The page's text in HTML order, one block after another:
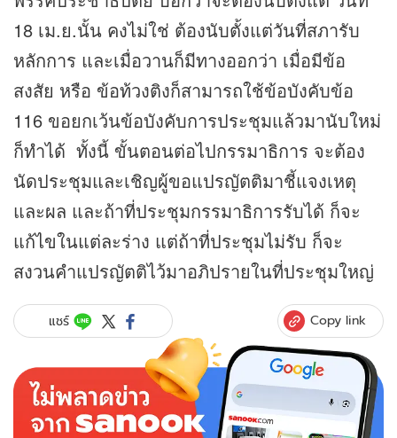
18 เม.ย.นั้น คงไม่ใช่ ต้องนับตั้งแต่วันที่สภารับ
หลักการ และเมื่อวานก็มีทางออกว่า เมื่อมีข้อ
สงสัย หรือ ข้อท้วงติงก็สามารถใช้ข้อบังคับข้อ
116 ขอยกเว้นข้อบังคับการประชุมแล้วมานับใหม่
ก็ทำได้ ทั้งนี้ ขั้นตอนต่อไปกรรมาธิการ จะต้อง
นัดประชุมและเชิญผู้ขอแปรญัตติมาชี้แจงเหตุ
และผล และถ้าที่ประชุมกรรมาธิการรับได้ ก็จะ
แก้ไขในแต่ละร่าง แต่ถ้าที่ประชุมไม่รับ ก็จะ
สงวนคำแปรญัตติไว้มาอภิปรายในที่ประชุมใหญ่
แชร์ Copy link